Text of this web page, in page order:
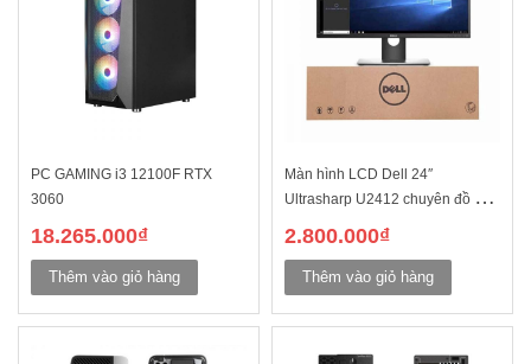
PC GAMING i3 12100F RTX
3060
18.265.000₫
Thêm vào giỏ hàng
Màn hình LCD Dell 24″
Ultrasharp U2412 chuyên đồ họa
2.800.000₫
Thêm vào giỏ hàng